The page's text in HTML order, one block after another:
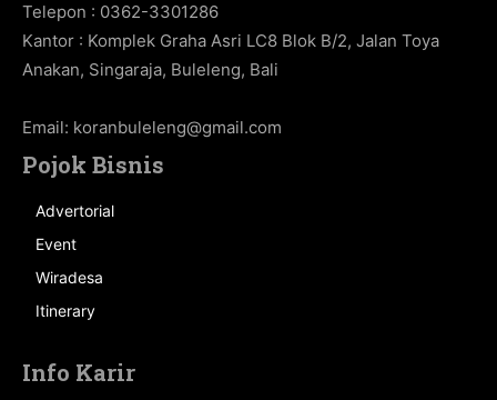
Telepon : 0362-3301286
Kantor : Komplek Graha Asri LC8 Blok B/2, Jalan Toya
Anakan, Singaraja, Buleleng, Bali
Email: koranbuleleng@gmail.com
Pojok Bisnis
Advertorial
Event
Wiradesa
Itinerary
Info Karir